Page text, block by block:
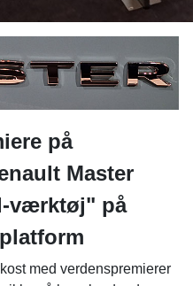
på
Master
værktøj" på
med verdenspremierer